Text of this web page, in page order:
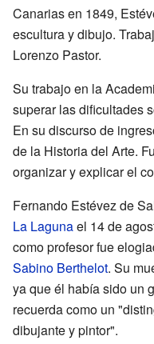
Canarias en 1849,
escultura y dibujo.
Lorenzo Pastor.
Su trabajo en la
superar las dificultades
En su discurso de
de la Historia del Arte.
organizar y explicar el
Fernando Estévez de
La Lagunael 14 de
como profesor fue
Sabino Berthelot. Su
ya que él había sido un
recuerda como un
dibujante y pintor".